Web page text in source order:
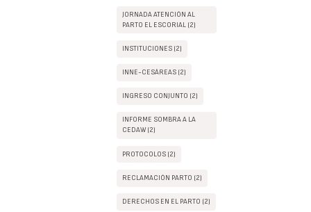
JORNADA ATENCIÓN AL
PARTO EL ESCORIAL (2)
INSTITUCIONES (2)
INNE-CESÁREAS (2)
INGRESO CONJUNTO (2)
INFORME SOMBRA A LA
CEDAW (2)
PROTOCOLOS (2)
RECLAMACIÓN PARTO (2)
DERECHOS EN EL PARTO (2)